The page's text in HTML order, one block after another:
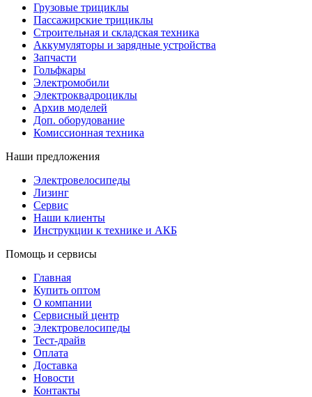
Грузовые трициклы
Пассажирские трициклы
Строительная и складская техника
Аккумуляторы и зарядные устройства
Запчасти
Гольфкары
Электромобили
Электроквадроциклы
Архив моделей
Доп. оборудование
Комиссионная техника
Наши предложения
Электровелосипеды
Лизинг
Сервис
Наши клиенты
Инструкции к технике и АКБ
Помощь и сервисы
Главная
Купить оптом
О компании
Сервисный центр
Электровелосипеды
Тест-драйв
Оплата
Доставка
Новости
Контакты